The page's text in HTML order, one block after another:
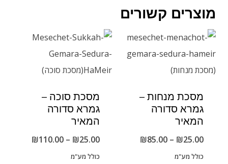
מוצרים קשורים
מסכת מנחות –
גמרא סדורה
המאיר
₪25.00
–
₪85.00
כולל מע"מ
מסכת סוכה –
גמרא סדורה
המאיר
₪25.00
–
₪110.00
כולל מע"מ